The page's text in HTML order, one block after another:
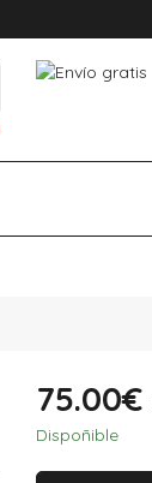
75.00€
Dispoñible